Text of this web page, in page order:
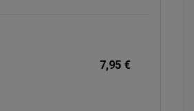
7,95 €